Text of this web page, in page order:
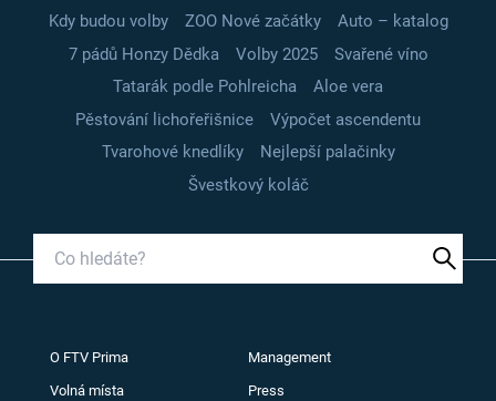
Kdy budou volby
ZOO Nové začátky
Auto – katalog
7 pádů Honzy Dědka
Volby 2025
Svařené víno
Tatarák podle Pohlreicha
Aloe vera
Pěstování lichořeřišnice
Výpočet ascendentu
Tvarohové knedlíky
Nejlepší palačinky
Švestkový koláč
O FTV Prima Management
Volná místa Press